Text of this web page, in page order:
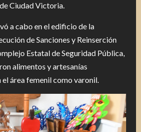
Ciudad Victoria.
a cabo en el edificio de la
de Sanciones y Reinserción
Estatal de Seguridad Pública,
alimentos y artesanías
área femenil como varonil.